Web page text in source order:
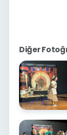
Diğer